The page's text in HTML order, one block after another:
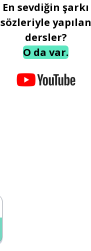
En sevdiğin şarkı
sözleriyle yapılan
dersler?
O da var.